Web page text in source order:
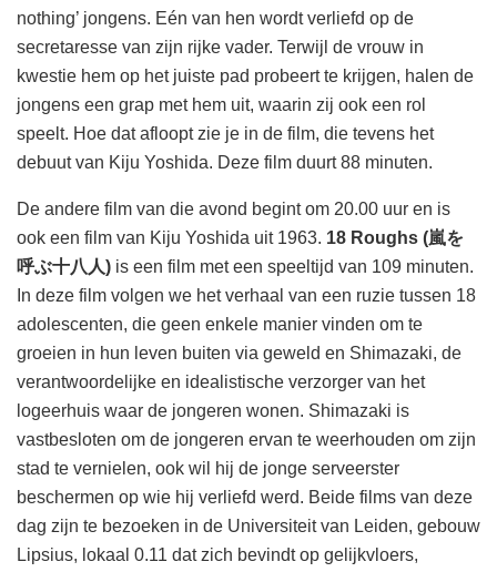
nothing’ jongens. Eén van hen wordt verliefd op de
secretaresse van zijn rijke vader. Terwijl de vrouw in
kwestie hem op het juiste pad probeert te krijgen, halen de
jongens een grap met hem uit, waarin zij ook een rol
speelt. Hoe dat afloopt zie je in de film, die tevens het
debuut van Kiju Yoshida. Deze film duurt 88 minuten.
De andere film van die avond begint om 20.00 uur en is
ook een film van Kiju Yoshida uit 1963. 18 Roughs (嵐を
呼ぶ十八人) is een film met een speeltijd van 109 minuten.
In deze film volgen we het verhaal van een ruzie tussen 18
adolescenten, die geen enkele manier vinden om te
groeien in hun leven buiten via geweld en Shimazaki, de
verantwoordelijke en idealistische verzorger van het
logeerhuis waar de jongeren wonen. Shimazaki is
vastbesloten om de jongeren ervan te weerhouden om zijn
stad te vernielen, ook wil hij de jonge serveerster
beschermen op wie hij verliefd werd. Beide films van deze
dag zijn te bezoeken in de Universiteit van Leiden, gebouw
Lipsius, lokaal 0.11 dat zich bevindt op gelijkvloers,